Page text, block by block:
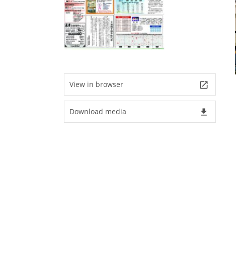
View in browser launch
Download media file_download